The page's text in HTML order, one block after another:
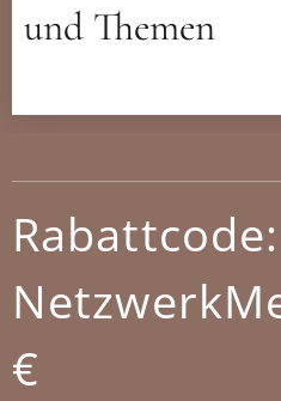
und Themen
Rabattcode:
€